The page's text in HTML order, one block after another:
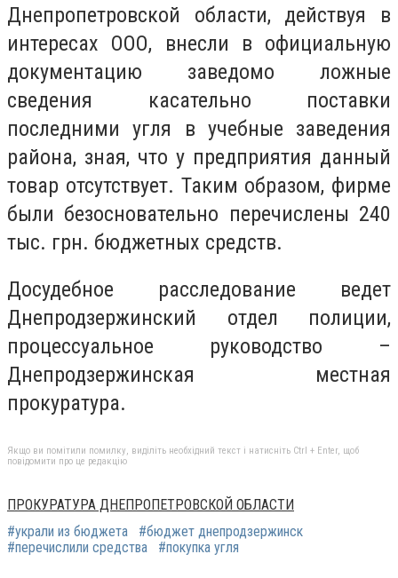
Днепропетровской области, действуя в
интересах ООО, внесли в официальную
документацию заведомо ложные
сведения касательно поставки
последними угля в учебные заведения
района, зная, что у предприятия данный
товар отсутствует. Таким образом, фирме
были безосновательно перечислены 240
тыс. грн. бюджетных средств.
Досудебное расследование ведет
Днепродзержинский отдел полиции,
процессуальное руководство –
Днепродзержинская местная
прокуратура.
Якщо ви помітили помилку, виділіть необхідний текст і натисніть Ctrl + Enter, щоб
повідомити про це редакцію
ПРОКУРАТУРА ДНЕПРОПЕТРОВСКОЙ ОБЛАСТИ
#украли из бюджета
#бюджет днепродзержинск
#перечислили средства
#покупка угля